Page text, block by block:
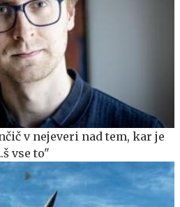
v nejeveri nad tem, kar je
vse to"